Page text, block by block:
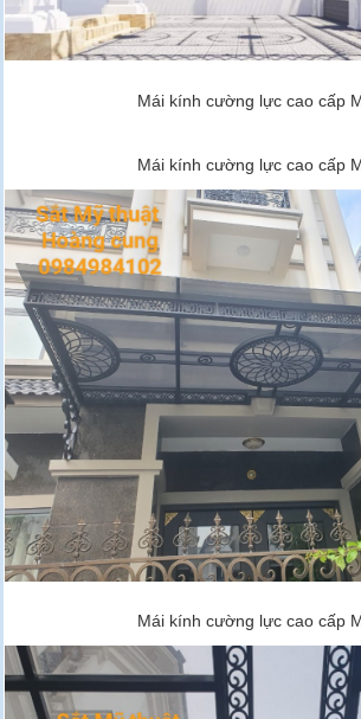
Mái kính cường lực cao cấp
Mái kính cường lực cao cấp
Mái kính cường lực cao cấp